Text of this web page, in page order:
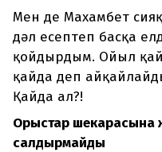
Мен де Махамбет
дәл есептеп басқа
қойдырдым. Ойыл
қайда деп
Қайда ал?!
Орыстар шекарасына
салдырмайды